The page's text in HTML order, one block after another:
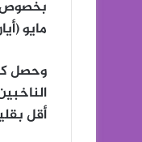
مايو
أقل